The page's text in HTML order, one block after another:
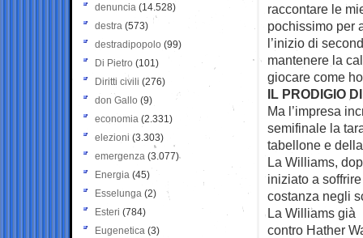
raccontare le
pochissimo per
l’inizio di
mantenere la
giocare come
IL PRODIGIO
Ma l’impresa
semifinale la
tabellone e
La Williams,
iniziato a
costanza negli
La Williams già
contro Hather
denuncia (14.528)
destra (573)
destradipopolo (99)
Di Pietro (101)
Diritti civili (276)
don Gallo (9)
economia (2.331)
elezioni (3.303)
emergenza (3.077)
Energia (45)
Esselunga (2)
Esteri (784)
Eugenetica (3)